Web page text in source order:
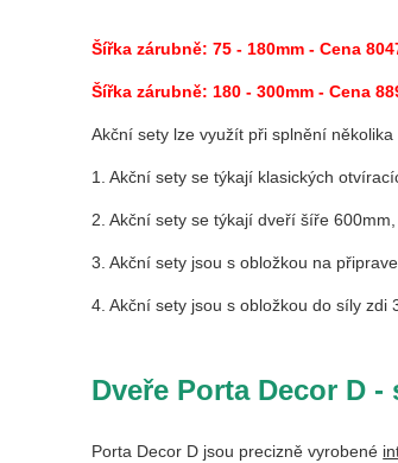
Šířka zárubně: 75 - 180mm - Cena
Šířka zárubně: 180 - 300mm - Cena
Akční sety lze využít při splnění několika
1. Akční sety se týkají klasických
2. Akční sety se týkají dveří šíře
3. Akční sety jsou s obložkou na
4. Akční sety jsou s obložkou do síly zdi
Dveře Porta Decor D -
Porta Decor D jsou precizně vyrobené